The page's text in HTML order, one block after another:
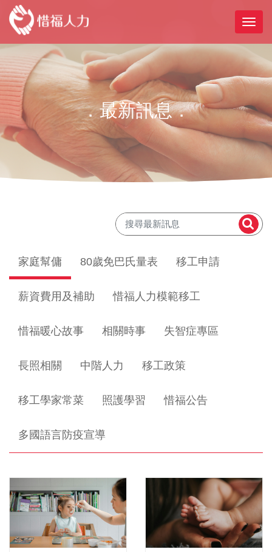
．最新訊息．
家庭幫傭 80歲免巴氏量表 移工申請
薪資費用及補助 惜福人力模範移工
惜福暖心故事 相關時事 失智症專區
長照相關 中階人力 移工政策
移工學家常菜 照護學習 惜福公告
多國語言防疫宣導